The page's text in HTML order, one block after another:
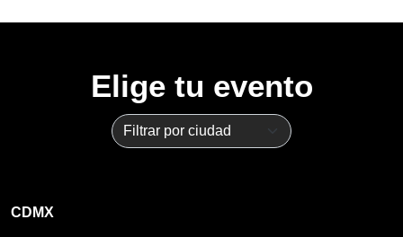
Elige tu evento
CDMX